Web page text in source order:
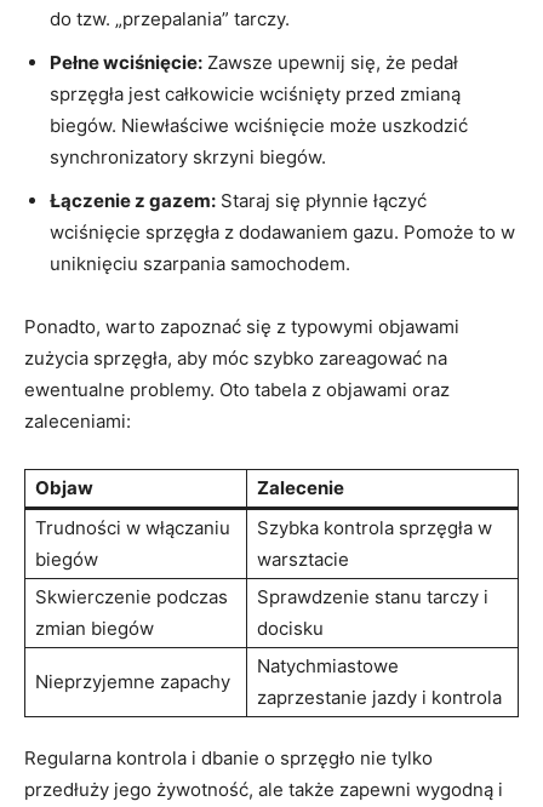
do⁢ tzw. „przepalania” tarczy.
Pełne wciśnięcie: Zawsze upewnij się, że pedał
sprzęgła ​jest całkowicie wciśnięty ⁢przed zmianą
biegów. Niewłaściwe wciśnięcie może uszkodzić
⁤synchronizatory skrzyni​ biegów.
Łączenie z gazem: Staraj się płynnie łączyć
wciśnięcie sprzęgła z dodawaniem gazu. Pomoże⁤ to w
uniknięciu szarpania samochodem.
Ponadto, warto zapoznać się ‍z typowymi​ objawami
zużycia sprzęgła, aby móc szybko zareagować ⁣na
⁣ewentualne ​problemy. Oto tabela z objawami oraz‌
zaleceniami:
Objaw
Zalecenie
Trudności w włączaniu
biegów
Szybka kontrola sprzęgła⁤ w
warsztacie
Skwierczenie podczas
⁤zmian biegów
Sprawdzenie stanu​ tarczy i
docisku
Nieprzyjemne ‌zapachy
Natychmiastowe
zaprzestanie jazdy i kontrola
Regularna kontrola i dbanie o sprzęgło‌ nie tylko
przedłuży jego żywotność, ale⁤ także zapewni ⁤wygodną i